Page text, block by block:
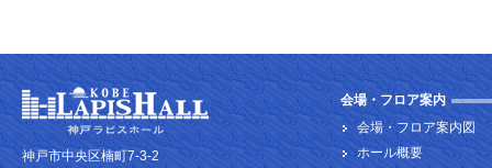
神戸市中央区楠町7-3-2
会場・フロア案内
会場・フロア案内図
ホール概要